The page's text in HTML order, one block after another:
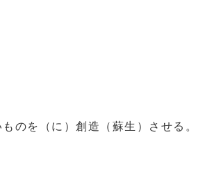
のを（に）創造（蘇生）させる。